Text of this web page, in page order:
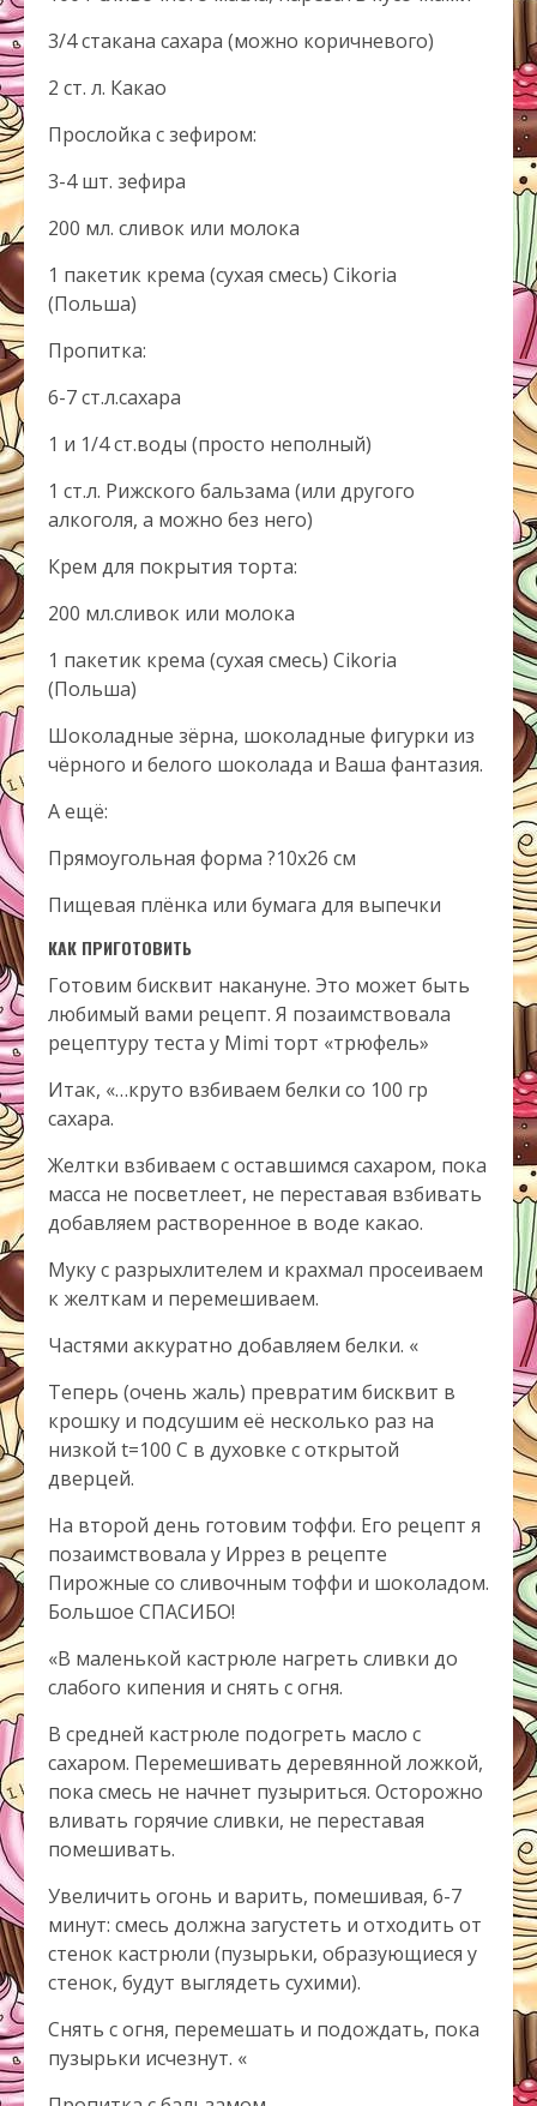
3/4 стакана сахара (можно коричневого)
2 ст. л. Какао
Прослойка с зефиром:
3-4 шт. зефира
200 мл. сливок или молока
1 пакетик крема (сухая смесь) Cikoria
(Польша)
Пропитка:
6-7 ст.л.сахара
1 и 1/4 ст.воды (просто неполный)
1 ст.л. Рижского бальзама (или другого
алкоголя, а можно без него)
Крем для покрытия торта:
200 мл.сливок или молока
1 пакетик крема (сухая смесь) Cikoria
(Польша)
Шоколадные зёрна, шоколадные фигурки из
чёрного и белого шоколада и Ваша фантазия.
А ещё:
Прямоугольная форма ?10х26 см
Пищевая плёнка или бумага для выпечки
КАК ПРИГОТОВИТЬ
Готовим бисквит накануне. Это может быть
любимый вами рецепт. Я позаимствовала
рецептуру теста у Mimi торт «трюфель»
Итак, «…круто взбиваем белки со 100 гр
сахара.
Желтки взбиваем с оставшимся сахаром, пока
масса не посветлеет, не переставая взбивать
добавляем растворенное в воде какао.
Муку с разрыхлителем и крахмал просеиваем
к желткам и перемешиваем.
Частями аккуратно добавляем белки. «
Теперь (очень жаль) превратим бисквит в
крошку и подсушим её несколько раз на
низкой t=100 С в духовке с открытой
дверцей.
На второй день готовим тоффи. Его рецепт я
позаимствовала у Иррез в рецепте
Пирожные со сливочным тоффи и шоколадом.
Большое СПАСИБО!
«В маленькой кастрюле нагреть сливки до
слабого кипения и снять с огня.
В средней кастрюле подогреть масло с
сахаром. Перемешивать деревянной ложкой,
пока смесь не начнет пузыриться. Осторожно
вливать горячие сливки, не переставая
помешивать.
Увеличить огонь и варить, помешивая, 6-7
минут: смесь должна загустеть и отходить от
стенок кастрюли (пузырьки, образующиеся у
стенок, будут выглядеть сухими).
Снять с огня, перемешать и подождать, пока
пузырьки исчезнут. «